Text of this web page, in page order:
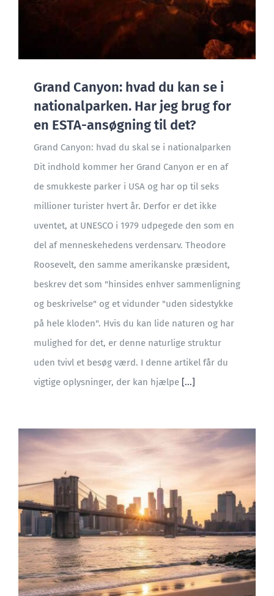
Grand Canyon: hvad du kan se i
nationalparken. Har jeg brug for
en ESTA-ansøgning til det?
Grand Canyon: hvad du skal se i nationalparken
Dit indhold kommer her Grand Canyon er en af
de smukkeste parker i USA og har op til seks
millioner turister hvert år. Derfor er det ikke
uventet, at UNESCO i 1979 udpegede den som en
del af menneskehedens verdensarv. Theodore
Roosevelt, den samme amerikanske præsident,
beskrev det som "hinsides enhver sammenligning
og beskrivelse" og et vidunder "uden sidestykke
på hele kloden". Hvis du kan lide naturen og har
mulighed for det, er denne naturlige struktur
uden tvivl et besøg værd. I denne artikel får du
vigtige oplysninger, der kan hjælpe [...]